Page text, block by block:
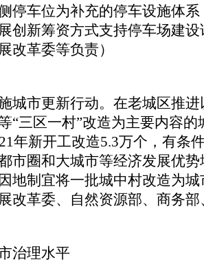
停车位为补充的停车设施体
创新筹资方式支持停车场建
改革委等负责）
市更新行动。在老城区推进
“三区一村”改造为主要内容
年新开工改造5.3万个，有条
市圈和大城市等经济发展优
地制宜将一批城中村改造为
改革委、自然资源部、商务
理水平